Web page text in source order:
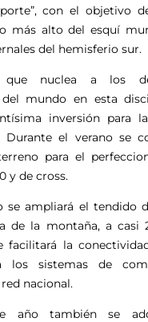
con el objetivo
más alto del esquí
del hemisferio sur.
que nuclea a los
mundo en esta
inversión para
Durante el verano se
para el
y de cross.
se ampliará el tendido
de la montaña, a casi
facilitará la
los sistemas de
nacional.
año también se